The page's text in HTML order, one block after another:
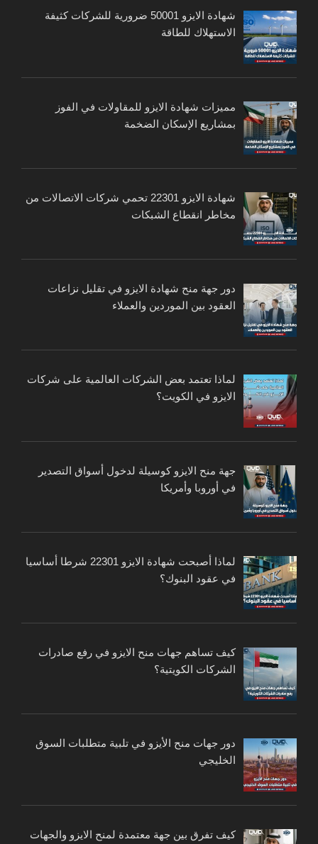
شهادة الايزو 50001 ضرورية للشركات كثيفة
الاستهلاك للطاقة
مميزات شهادة الايزو للمقاولات في الفوز
بمشاريع الإسكان الضخمة
شهادة الايزو 22301 تحمي شركات الاتصالات من
مخاطر انقطاع الشبكات
دور جهة منح شهادة الايزو في تقليل نزاعات
العقود بين الموردين والعملاء
لماذا تعتمد بعض الشركات العالمية على شركات
الايزو في الكويت؟
جهة منح الايزو كوسيلة لدخول أسواق التصدير
في أوروبا وأمريكا
لماذا أصبحت شهادة الايزو 22301 شرطا أساسيا
في عقود البنوك؟
كيف تساهم جهات منح الايزو في رفع صادرات
الشركات الكويتية؟
دور جهات منح الأيزو في تلبية متطلبات السوق
الخليجي
كيف تفرق بين جهة معتمدة لمنح الايزو والجهات